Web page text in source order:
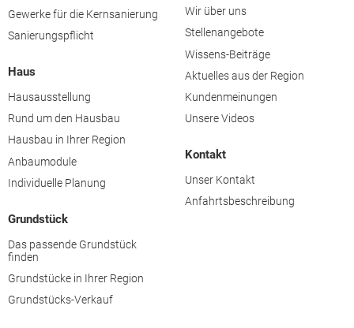
Gewerke für die Kernsanierung
Sanierungspflicht
Haus
Hausausstellung
Rund um den Hausbau
Hausbau in Ihrer Region
Anbaumodule
Individuelle Planung
Grundstück
Das passende Grundstück
finden
Grundstücke in Ihrer Region
Grundstücks-Verkauf
Wir über uns
Stellenangebote
Wissens-Beiträge
Aktuelles aus der Region
Kundenmeinungen
Unsere Videos
Kontakt
Unser Kontakt
Anfahrtsbeschreibung